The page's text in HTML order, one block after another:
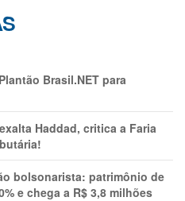
Brasil.NET para
Haddad, critica a Faria
bolsonarista: patrimônio de
e chega a R$ 3,8 milhões